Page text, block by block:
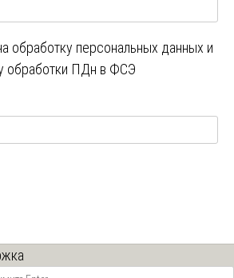
обработку персональных данных и
обработки ПДн в ФСЭ